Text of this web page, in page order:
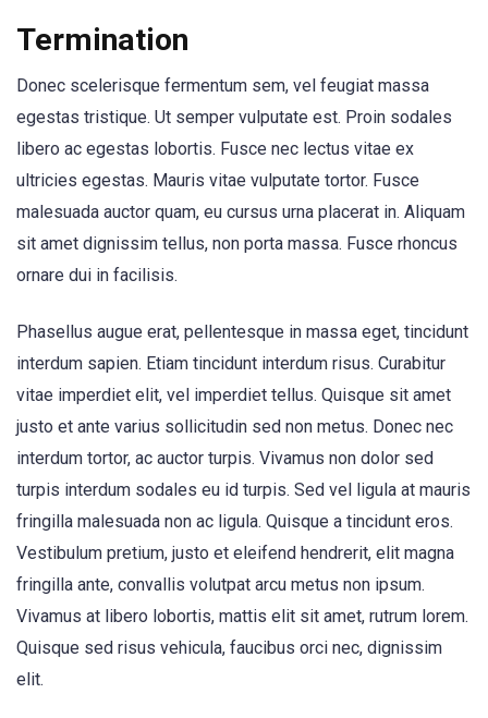
Termination
Donec scelerisque fermentum sem, vel feugiat massa
egestas tristique. Ut semper vulputate est. Proin sodales
libero ac egestas lobortis. Fusce nec lectus vitae ex
ultricies egestas. Mauris vitae vulputate tortor. Fusce
malesuada auctor quam, eu cursus urna placerat in. Aliquam
sit amet dignissim tellus, non porta massa. Fusce rhoncus
ornare dui in facilisis.
Phasellus augue erat, pellentesque in massa eget, tincidunt
interdum sapien. Etiam tincidunt interdum risus. Curabitur
vitae imperdiet elit, vel imperdiet tellus. Quisque sit amet
justo et ante varius sollicitudin sed non metus. Donec nec
interdum tortor, ac auctor turpis. Vivamus non dolor sed
turpis interdum sodales eu id turpis. Sed vel ligula at mauris
fringilla malesuada non ac ligula. Quisque a tincidunt eros.
Vestibulum pretium, justo et eleifend hendrerit, elit magna
fringilla ante, convallis volutpat arcu metus non ipsum.
Vivamus at libero lobortis, mattis elit sit amet, rutrum lorem.
Quisque sed risus vehicula, faucibus orci nec, dignissim
elit.